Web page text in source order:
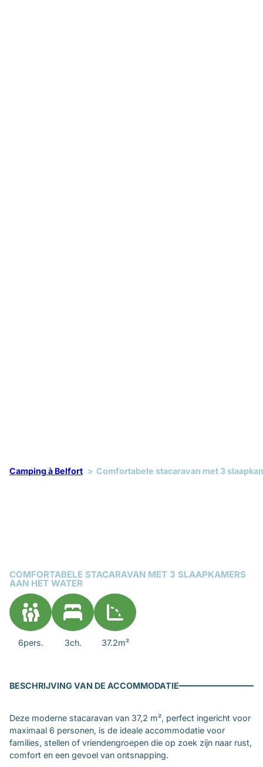
Camping à Belfort Comfortabele stacaravan met 3
COMFORTABELE STACARAVAN MET 3 SLAAPKAMERS
AAN HET WATER
6pers. 3ch. 37.2m²
BESCHRIJVING VAN DE ACCOMMODATIE
Deze moderne stacaravan van 37,2 m², perfect ingericht voor
maximaal 6 personen, is de ideale accommodatie voor
families, stellen of vriendengroepen die op zoek zijn naar rust,
comfort en een gevoel van ontsnapping.